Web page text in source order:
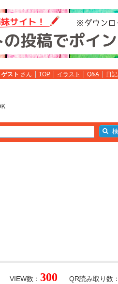
ゲスト さん TOP イラスト Q&A 日記
QR読み取り数：
VIEW数： 300